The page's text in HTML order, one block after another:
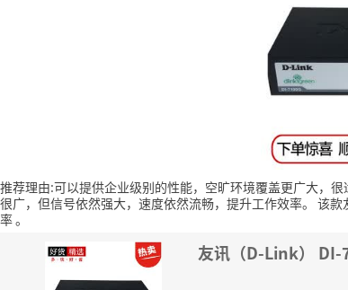
推荐理由:可以提供企业级别的性能，空旷环境覆盖更广大，
很广，但信号依然强大，速度依然流畅，提升工作效率。 该款
率。
友讯（D-Link） DI-